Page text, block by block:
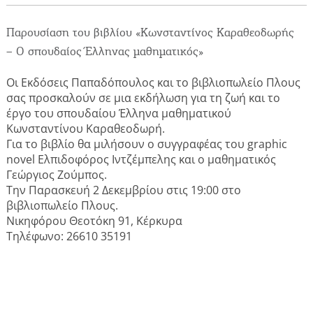
Δραστηριότητες για Μεγάλους & Παιδιά
Γίνετε συνεργάτης μας
ΚΑΤΑΧΩΡΕΊΣΤΕ ΤΗΝ ΕΠΙΧΕΊΡΗΣΗ ΣΑΣ
Μείνετε ενημερωμένοι
Παρουσίαση του βιβλίου «Κωνσταντίνος Καραθεοδωρής
– Ο σπουδαίος Έλληνας μαθηματικός»
Οι Εκδόσεις Παπαδόπουλος και το βιβλιοπωλείο Πλους
σας προσκαλούν σε μια εκδήλωση για τη ζωή και το
έργο του σπουδαίου Έλληνα μαθηματικού
Κωνσταντίνου Καραθεοδωρή.
Για το βιβλίο θα μιλήσουν ο συγγραφέας του graphic
novel Ελπιδοφόρος Ιντζέμπελης και ο μαθηματικός
Γεώργιος Ζούμπος.
Την Παρασκευή 2 Δεκεμβρίου στις 19:00 στο
βιβλιοπωλείο Πλους.
Νικηφόρου Θεοτόκη 91, Κέρκυρα
Τηλέφωνο: 26610 35191